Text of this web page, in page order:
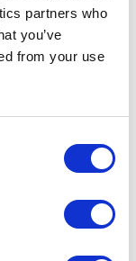
partners who
you’ve
from your use
gamma di